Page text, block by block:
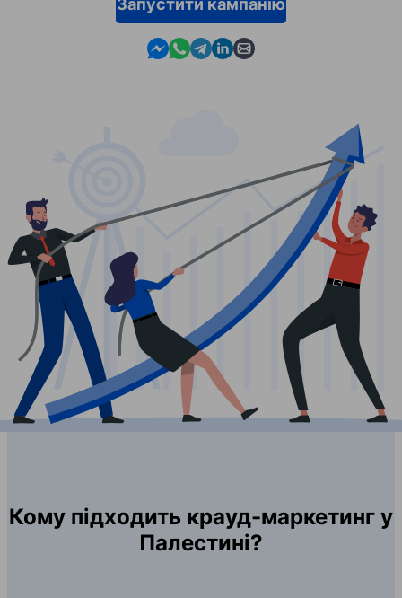
Contact us in Messenger
Contact us in WhatsApp
Contact us in Telegram
Contact us in Linkedin
Contact us by email
Кому підходить крауд-маркетинг у
Палестині?